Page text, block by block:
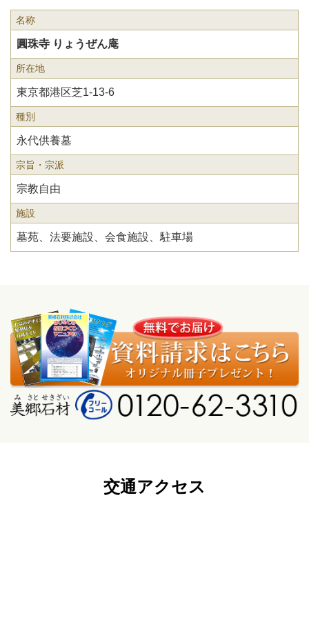
名称
圓珠寺 りょうぜん庵
所在地
東京都港区芝1-13-6
種別
永代供養墓
宗旨・宗派
宗教自由
施設
墓苑、法要施設、会食施設、駐車場
交通アクセス